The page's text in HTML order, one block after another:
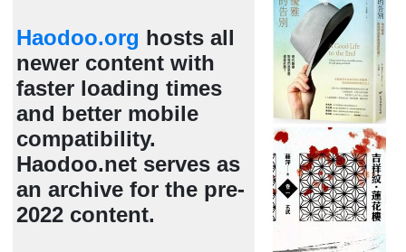
Haodoo.org hosts all
newer content with
faster loading times
and better mobile
compatibility.
Haodoo.net serves as
an archive for the pre-
2022 content.